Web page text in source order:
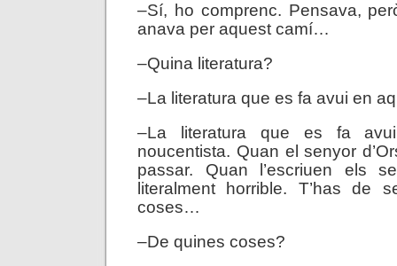
–Sí, ho comprenc. Pensava,
anava per aquest camí…
–Quina literatura?
–La literatura que es fa avui en
–La literatura que es fa
noucentista. Quan el senyor
passar. Quan l’escriuen els
literalment horrible. T’has de
coses…
–De quines coses?